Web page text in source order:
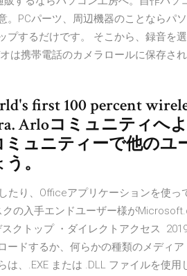
。PCパーツ、周辺機器のことならパ
プするだけです。 そこから、録音を
は携帯電話のカメラロールに保存さ
first 100 percent
Arloコミュニティへ
ュニティーで他のユ
。
たり、Officeアプリケーションを使っ
クの入手エンドユーザー様が
クトップ ・ダイレクトアクセス
ードするか、何らかの種類のメディ
は、.EXE または .DLL ファイルを使